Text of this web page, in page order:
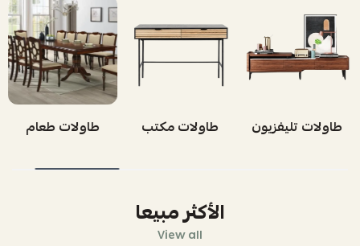
طاولات طعام طاولات مكتب طاولات تليفزيون
الأكثر مبيعا
View all